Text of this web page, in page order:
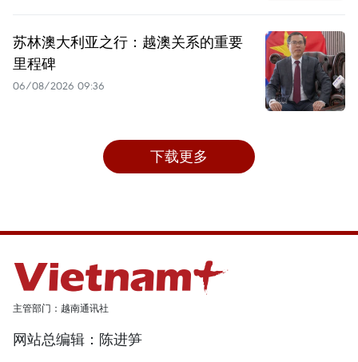
苏林澳大利亚之行：越澳关系的重要
里程碑
06/08/2026 09:36
下载更多
主管部门：越南通讯社
网站总编辑：陈进笋